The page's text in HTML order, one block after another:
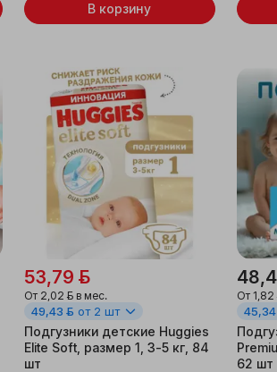
В корзину
53,79 ƃ
От 2,02 ƃв мес.
49,43 ƃ от 2 шт
Подгузники детские Huggies
Elite Soft, размер 1, 3-5 кг, 84
шт
От1,82
62 шт